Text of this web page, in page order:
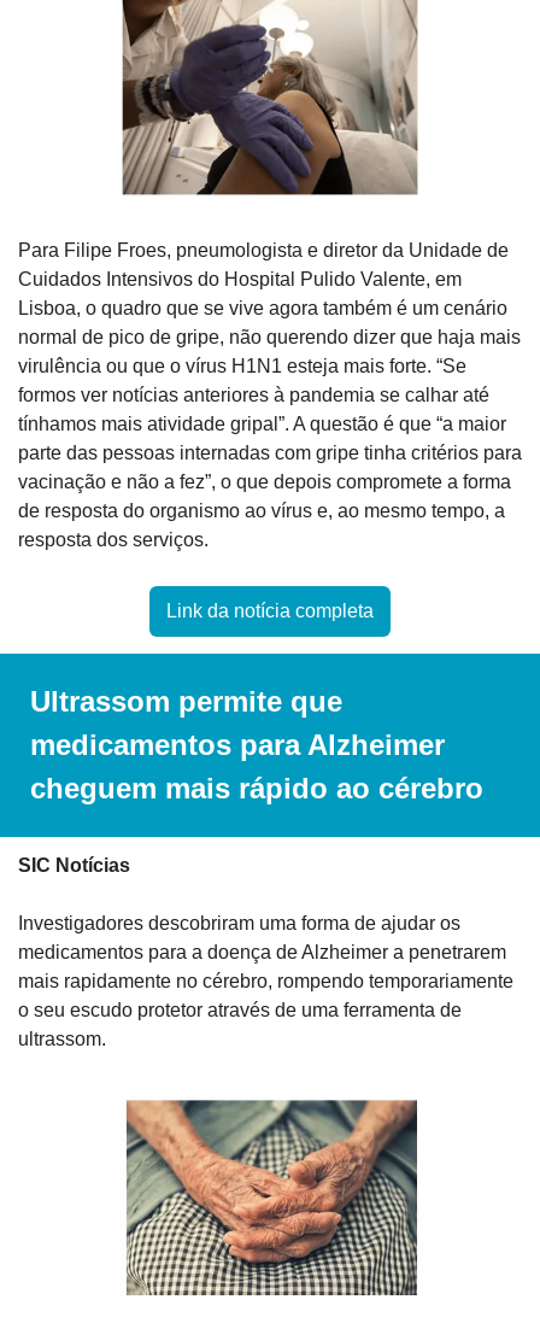
Para Filipe Froes, pneumologista e diretor da Unidade de
Cuidados Intensivos do Hospital Pulido Valente, em
Lisboa, o quadro que se vive agora também é um cenário
normal de pico de gripe, não querendo dizer que haja mais
virulência ou que o vírus H1N1 esteja mais forte. “Se
formos ver notícias anteriores à pandemia se calhar até
tínhamos mais atividade gripal”. A questão é que “a maior
parte das pessoas internadas com gripe tinha critérios para
vacinação e não a fez”, o que depois compromete a forma
de resposta do organismo ao vírus e, ao mesmo tempo, a
resposta dos serviços.
Link da notícia completa
Ultrassom permite que
medicamentos para Alzheimer
cheguem mais rápido ao cérebro
SIC Notícias
Investigadores descobriram uma forma de ajudar os
medicamentos para a doença de Alzheimer a penetrarem
mais rapidamente no cérebro, rompendo temporariamente
o seu escudo protetor através de uma ferramenta de
ultrassom.